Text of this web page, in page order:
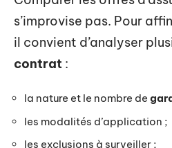
s’improvise pas. Pour
il convient d’analyser
contrat :
la nature et le nombre de
les modalités d’application ;
les exclusions à surveiller ;